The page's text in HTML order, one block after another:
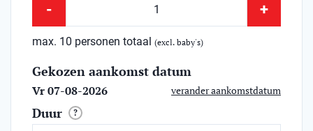
- +
max. 10 personen totaal (excl. baby's)
Gekozen aankomst datum
Vr 07-08-2026 verander aankomstdatum
Duur ?